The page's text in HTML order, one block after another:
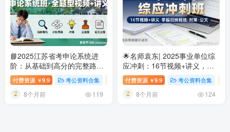
📘2025江苏省考申论系统进
阶：从基础到高分的完整路径
图2025江苏省考申论系统班课
程讲义及视频
付费资源 ￥9.9 考公资料合集 视频内容
8个月前 119
🌟名师袁东| 2025事业单位综
应冲刺：16节视频+讲义，轻
松掌握核心题型体系 名师袁
东|2025事业单位综合应用能
力备考攻略：题型解析与高分
付费资源 ￥9.9 考公资料合集
8个月前 124